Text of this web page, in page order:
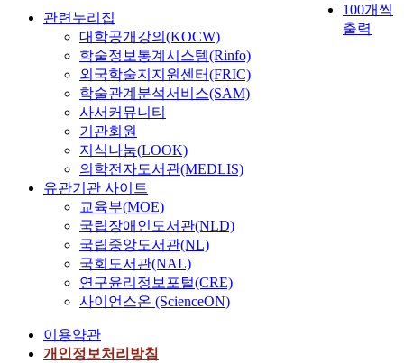
100개씩
출력
관련누리집
대학공개강의(KOCW)
학술정보통계시스템(Rinfo)
외국학술지지원센터(FRIC)
학술관계분석서비스(SAM)
사서커뮤니티
기관회원
지식나눔(LOOK)
의학전자도서관(MEDLIS)
유관기관 사이트
교육부(MOE)
국립장애인도서관(NLD)
국립중앙도서관(NL)
국회도서관(NAL)
연구윤리정보포털(CRE)
사이언스온 (ScienceON)
이용약관
개인정보처리방침